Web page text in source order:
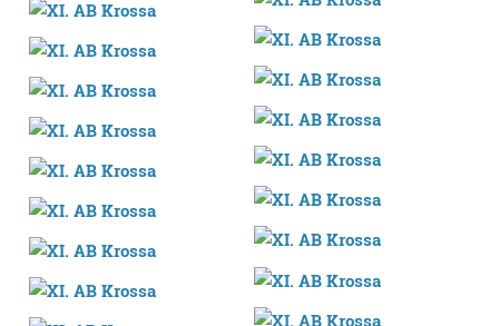
fitxategiak erabiltzen ditu. Zure esperientzia eta
zerbitzuak hobetzeko asmoz, cookie teknologiaz
baliatzen gara. Ohar hau onartuz gero, teknologia hori
erabiltzeko baimen esplizitua ematen diguzu.Gehiago
irakurri